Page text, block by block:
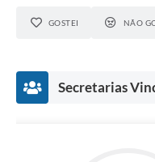
GOSTEI NÃO
Secretarias